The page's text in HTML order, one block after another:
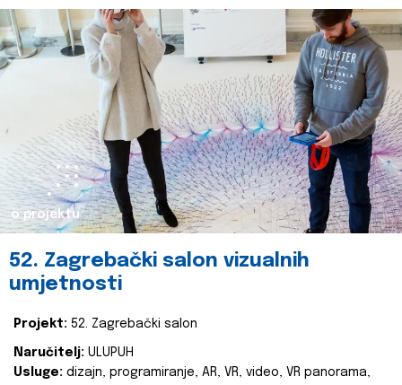
o projektu
52. Zagrebački salon vizualnih
umjetnosti
Projekt: 52. Zagrebački salon
Naručitelj: ULUPUH
Usluge: dizajn, programiranje, AR, VR, video, VR panorama,